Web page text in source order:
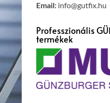
Email: info@gutfix.hu
Professzionális
termékek